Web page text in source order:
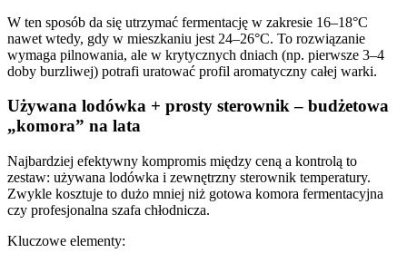
W ten sposób da się utrzymać fermentację w zakresie 16–18°C
nawet wtedy, gdy w mieszkaniu jest 24–26°C. To rozwiązanie
wymaga pilnowania, ale w krytycznych dniach (np. pierwsze 3–4
doby burzliwej) potrafi uratować profil aromatyczny całej warki.
Używana lodówka + prosty sterownik – budżetowa
„komora” na lata
Najbardziej efektywny kompromis między ceną a kontrolą to
zestaw: używana lodówka i zewnętrzny sterownik temperatury.
Zwykle kosztuje to dużo mniej niż gotowa komora fermentacyjna
czy profesjonalna szafa chłodnicza.
Kluczowe elementy: